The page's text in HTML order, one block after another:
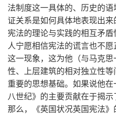
法制度这一具体的、历史的
证关系是如何具体地表现出
宪法的理论与实践的相互矛
人宁愿相信宪法的谎言也不
这一现象，这为他（与马克
性、上层建筑的相对独立性
重要的思想基础。如果说他
八世纪》的主要贡献在于揭示
那么，《英国状况英国宪法